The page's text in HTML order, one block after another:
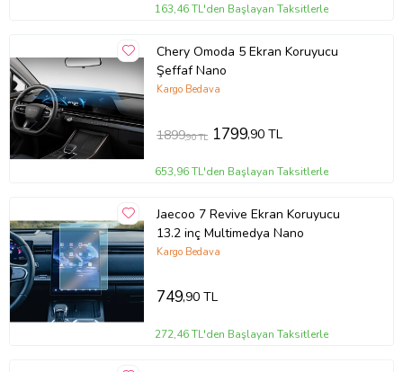
163,46 TL'den Başlayan Taksitlerle
Chery Omoda 5 Ekran Koruyucu
Şeffaf Nano
Kargo Bedava
1899,90 TL 1799,90 TL
653,96 TL'den Başlayan Taksitlerle
Jaecoo 7 Revive Ekran Koruyucu
13.2 inç Multimedya Nano
Kargo Bedava
749,90 TL
272,46 TL'den Başlayan Taksitlerle